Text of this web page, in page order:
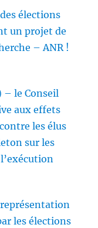
élections
un projet de
– ANR !
– le Conseil
aux effets
les élus
sur les
les élections